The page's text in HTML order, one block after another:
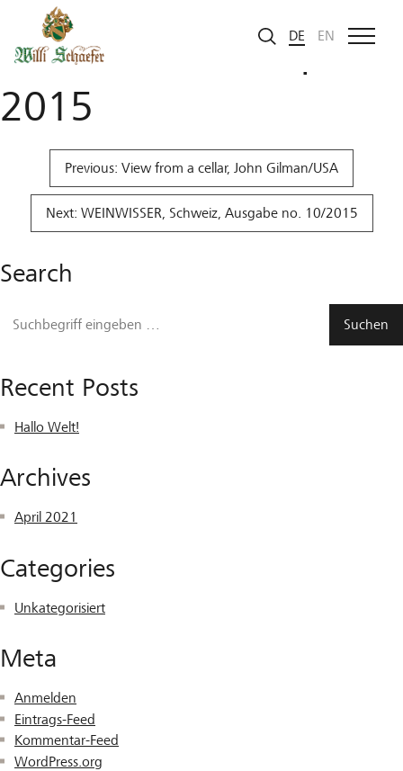
DE
EN
BerlinKabinettCup
2015
Beitragsnavigation
Previous: View from a cellar, John Gilman/USA
Next: WEINWISSER, Schweiz, Ausgabe no. 10/2015
Search
Recent Posts
Hallo Welt!
Archives
April 2021
Categories
Unkategorisiert
Meta
Anmelden
Eintrags-Feed
Kommentar-Feed
WordPress.org